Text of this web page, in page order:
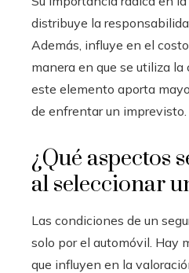
distribuye la
Además, influye en el
manera en que se utiliza la
este elemento aporta
de enfrentar un imprevisto.
¿Qué aspectos
al seleccionar
Las condiciones de un
solo por el automóvil. Hay
que influyen en la